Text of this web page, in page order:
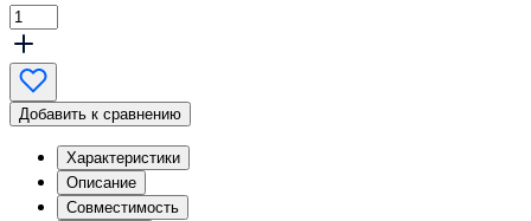
Добавить к сравнению
Характеристики
Описание
Совместимость